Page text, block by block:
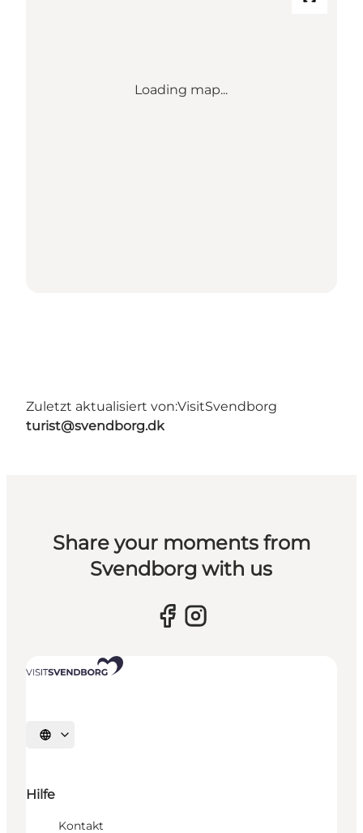
Loading map...
Zuletzt aktualisiert von:VisitSvendborg
turist@svendborg.dk
Share your moments from
Svendborg with us
Sprache auswählen
Hilfe
Kontakt